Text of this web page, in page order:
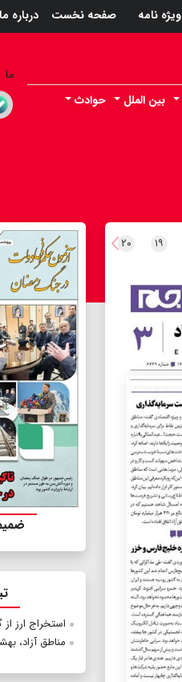
ویژه نامه صفحه نخست درباره ما
بین الملل
حوادث
ما
۱۹ ۲۰
استخراج ارز از
مناطق آزاد،